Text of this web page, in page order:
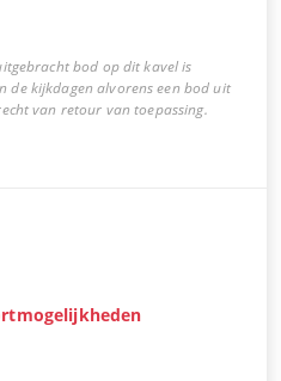
bod op dit kavel is
de kijkdagen alvorens een bod uit
van retour van toepassing.